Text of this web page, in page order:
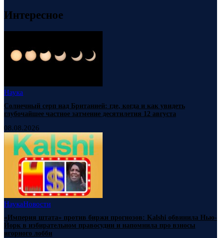
Интересное
Наука
Солнечный серп над Британией: где, когда и как увидеть
глубочайшее частное затмение десятилетия 12 августа
08.08.2026
НаукаНовости
«Империя штата» против биржи прогнозов: Kalshi обвинила Нью-
Йорк в избирательном правосудии и напомнила про взносы
игорного лобби